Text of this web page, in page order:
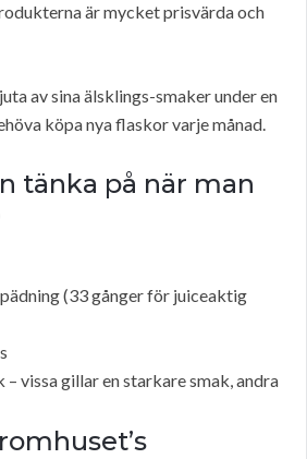
är mycket prisvärda och
av sina älsklings-smaker under en
köpa nya flaskor varje månad.
tänka på när man
(33 gånger för juiceaktig
– vissa gillar en starkare smak, andra